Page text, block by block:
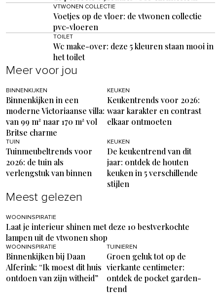
VTWONEN COLLECTIE
Voetjes op de vloer: de vtwonen collectie
pvc-vloeren
TOILET
Wc make-over: deze 5 kleuren staan mooi in
het toilet
Meer voor jou
BINNENKIJKEN
Binnenkijken in een
moderne Victoriaanse villa:
van 99 m² naar 170 m² vol
Britse charme
KEUKEN
Keukentrends voor 2026:
waar karakter en contrast
elkaar ontmoeten
TUIN
Tuinmeubeltrends voor
2026: de tuin als
verlengstuk van binnen
KEUKEN
De keukentrend van dit
jaar: ontdek de houten
keuken in 5 verschillende
stijlen
Meest gelezen
WOONINSPIRATIE
Laat je interieur shinen met deze 10 bestverkochte
lampen uit de vtwonen shop
WOONINSPIRATIE
Binnenkijken bij Daan
Alferink: “Ik moest dit huis
ontdoen van zijn witheid”
TUINIEREN
Groen geluk tot op de
vierkante centimeter:
ontdek de pocket garden-
trend